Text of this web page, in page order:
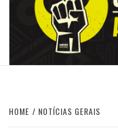
HOME NOTÍCIAS GERAIS